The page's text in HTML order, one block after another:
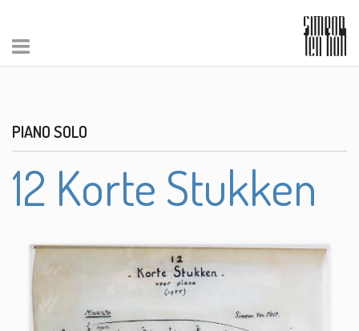
PIANO SOLO
12 Korte Stukken